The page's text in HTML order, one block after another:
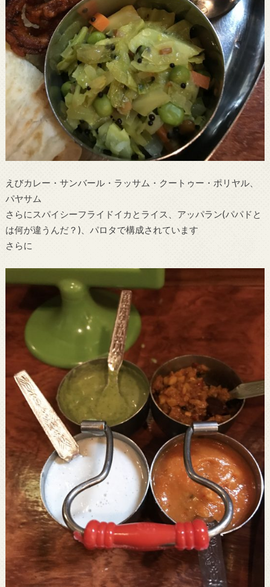
えびカレー・サンバール・ラッサム・クートゥー・ポリヤル、
パヤサム
さらにスパイシーフライドイカとライス、アッパラン(パパドと
は何が違うんだ？)、パロタで構成されています
さらに